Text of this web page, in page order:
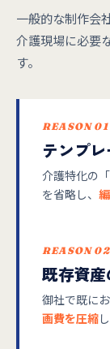
一般的な制作会
介護現場に必要
す。
REASON 01
テンプ
介護特化の
を省略し、
REASON 02
既存資
御社で既に
画費を圧縮